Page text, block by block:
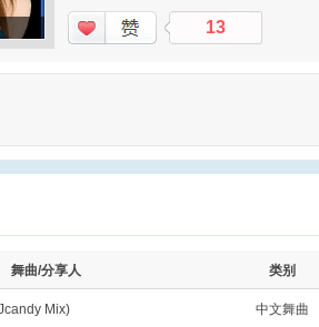
13
舞曲/分享人 类别
Mix) 中文舞曲